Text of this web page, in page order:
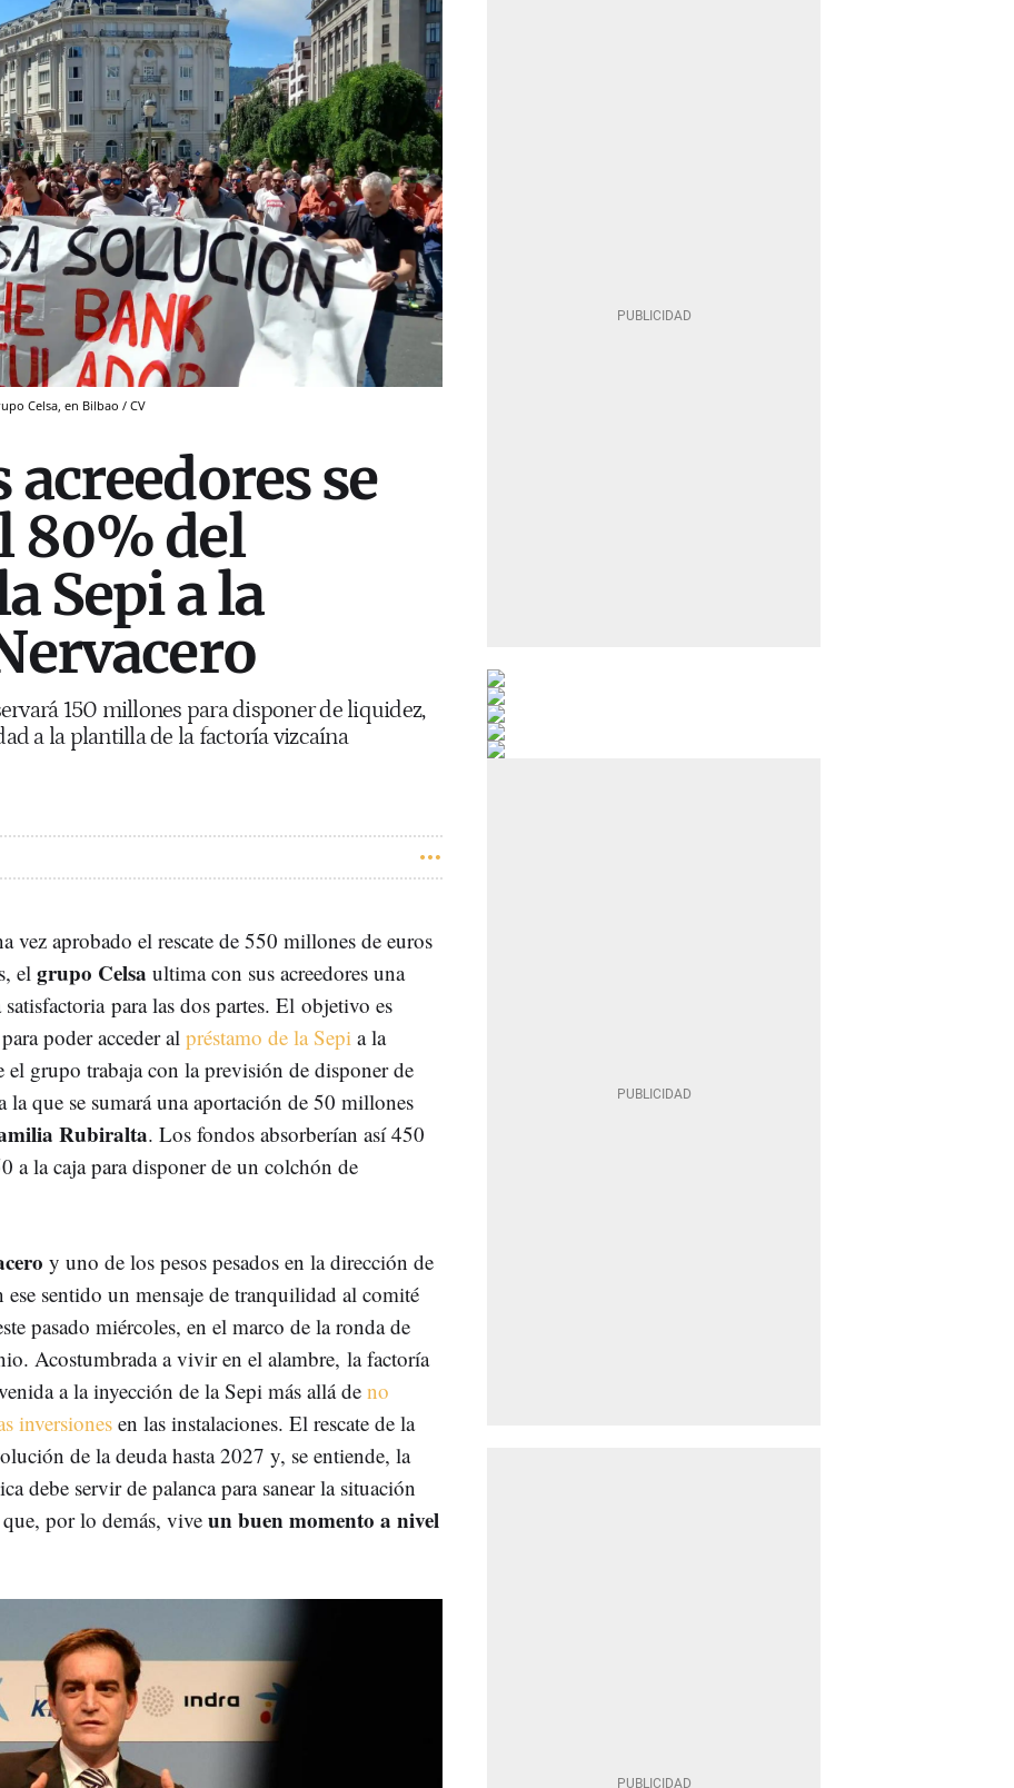
Celsa, en Bilbao / CV
se
80% del
Sepi a la
150 millones para disponer de liquidez,
a la plantilla de la factoría vizcaína
vez aprobado el rescate de 550 millones de euros
el grupo Celsa ultima con sus acreedores una
para las dos partes. El objetivo es
poder acceder al préstamo de la Sepi a la
el grupo trabaja con la previsión de disponer de
que se sumará una aportación de 50 millones
Rubiralta. Los fondos absorberían así 450
a la caja para disponer de un colchón de
y uno de los pesos pesados en la dirección de
ese sentido un mensaje de tranquilidad al comité
pasado miércoles, en el marco de la ronda de
Acostumbrada a vivir en el alambre, la factoría
a la inyección de la Sepi más allá de no
inversiones en las instalaciones. El rescate de la
de la deuda hasta 2027 y, se entiende, la
debe servir de palanca para sanear la situación
por lo demás, vive un buen momento a nivel